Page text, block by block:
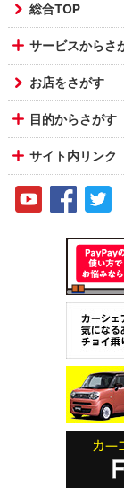
総合TOP
サービスからさ
お店をさがす
目的からさがす
サイト内リンク